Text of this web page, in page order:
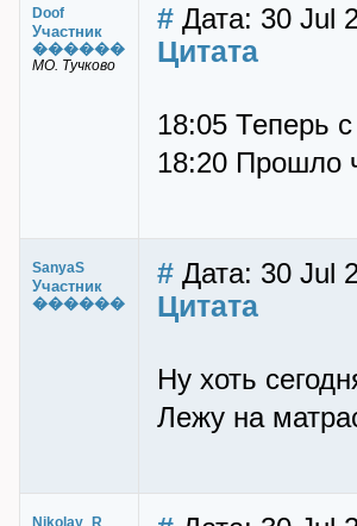
Doof
Участник
������
МО. Тучково
# Дата: 30 Jul
Цитата
18:05 Теперь
18:20 Прошло
SanyaS
Участник
������
# Дата: 30 Jul
Цитата
Ну хоть
Лежу на
Nikolay_R